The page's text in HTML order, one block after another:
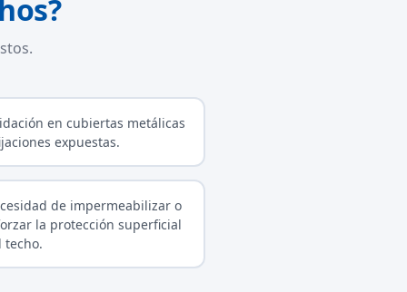
en cubiertas metálicas
expuestas.
de impermeabilizar o
la protección superficial
techo.